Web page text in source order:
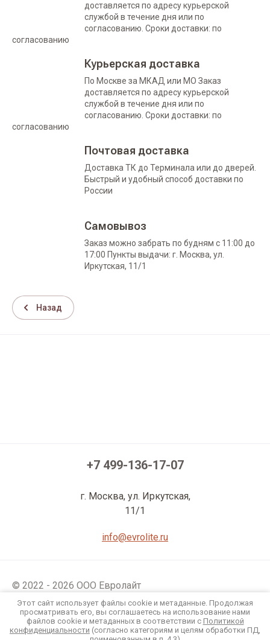
доставляется по адресу курьерской
службой в течение дня или по
согласованию. Сроки доставки: по
согласованию
Курьерская доставка
По Москве за МКАД или МО Заказ
доставляется по адресу курьерской
службой в течение дня или по
согласованию. Сроки доставки: по
согласованию
Почтовая доставка
Доставка ТК до Терминала или до дверей.
Быстрый и удобный способ доставки по
России
Самовывоз
Заказ можно забрать по будням с 11:00 до
17:00 Пункты выдачи: г. Москва, ул.
Иркутская, 11/1
Назад
+7 499-136-17-07
г. Москва, ул. Иркутская,
11/1
info@evrolite.ru
© 2022 - 2026 ООО Евролайт
Политика конфиденциальности
Мегагрупп.ру
Этот сайт использует файлы cookie и метаданные. Продолжая
просматривать его, вы соглашаетесь на использование нами
файлов cookie и метаданных в соответствии с Политикой
конфиденциальности (согласно категориям и целям обработки ПД,